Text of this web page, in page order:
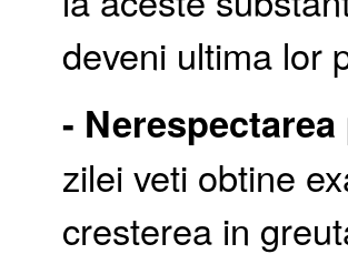
deveni ultima lor
-
zilei veti obtine
cresterea in